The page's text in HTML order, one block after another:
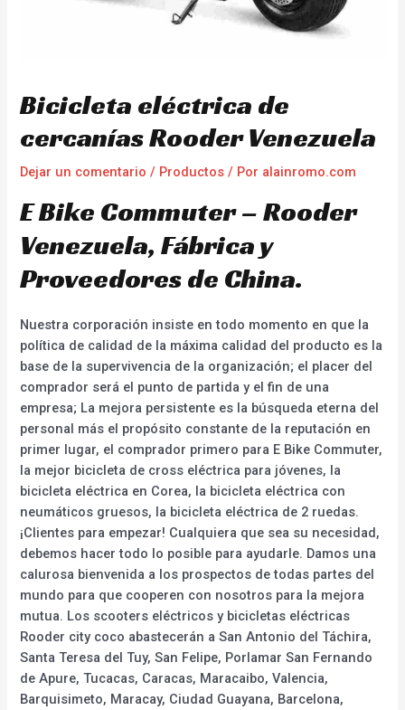
Bicicleta eléctrica de
cercanías Rooder Venezuela
Dejar un comentario / Productos / Por alainromo.com
E Bike Commuter – Rooder
Venezuela, Fábrica y
Proveedores de China.
Nuestra corporación insiste en todo momento en que la
política de calidad de la máxima calidad del producto es la
base de la supervivencia de la organización; el placer del
comprador será el punto de partida y el fin de una
empresa; La mejora persistente es la búsqueda eterna del
personal más el propósito constante de la reputación en
primer lugar, el comprador primero para E Bike Commuter,
la mejor bicicleta de cross eléctrica para jóvenes, la
bicicleta eléctrica en Corea, la bicicleta eléctrica con
neumáticos gruesos, la bicicleta eléctrica de 2 ruedas.
¡Clientes para empezar! Cualquiera que sea su necesidad,
debemos hacer todo lo posible para ayudarle. Damos una
calurosa bienvenida a los prospectos de todas partes del
mundo para que cooperen con nosotros para la mejora
mutua. Los scooters eléctricos y bicicletas eléctricas
Rooder city coco abastecerán a San Antonio del Táchira,
Santa Teresa del Tuy, San Felipe, Porlamar San Fernando
de Apure, Tucacas, Caracas, Maracaibo, Valencia,
Barquisimeto, Maracay, Ciudad Guayana, Barcelona,